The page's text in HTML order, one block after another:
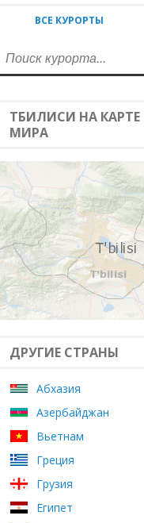
ВСЕ КУРОРТЫ
ТБИЛИСИ НА КАРТЕ
МИРА
ДРУГИЕ СТРАНЫ
Абхазия
Азербайджан
Вьетнам
Греция
Грузия
Египет